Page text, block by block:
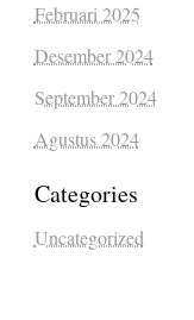
Februari 2025
Desember 2024
September 2024
Agustus 2024
Categories
Uncategorized